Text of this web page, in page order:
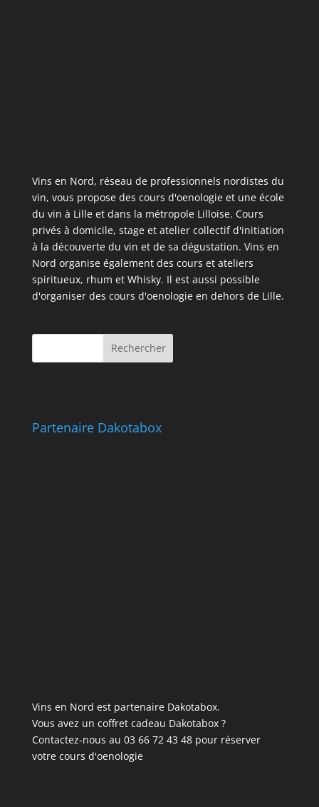
Vins en Nord, réseau de professionnels nordistes du
vin, vous propose des cours d'oenologie et une école
du vin à Lille et dans la métropole Lilloise. Cours
privés à domicile, stage et atelier collectif d'initiation
à la découverte du vin et de sa dégustation. Vins en
Nord organise également des cours et ateliers
spiritueux, rhum et Whisky. Il est aussi possible
d'organiser des cours d'oenologie en dehors de Lille.
Partenaire Dakotabox
Vins en Nord est partenaire Dakotabox.
Vous avez un coffret cadeau Dakotabox ?
Contactez-nous au 03 66 72 43 48 pour réserver
votre cours d'oenologie